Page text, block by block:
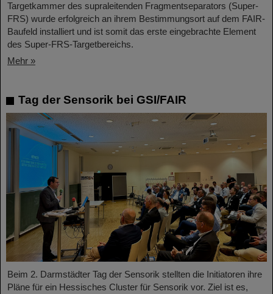
Targetkammer des supraleitenden Fragmentseparators (Super-
FRS) wurde erfolgreich an ihrem Bestimmungsort auf dem FAIR-
Baufeld installiert und ist somit das erste eingebrachte Element
des Super-FRS-Targetbereichs.
Mehr »
Tag der Sensorik bei GSI/FAIR
Beim 2. Darmstädter Tag der Sensorik stellten die Initiatoren ihre
Pläne für ein Hessisches Cluster für Sensorik vor. Ziel ist es,